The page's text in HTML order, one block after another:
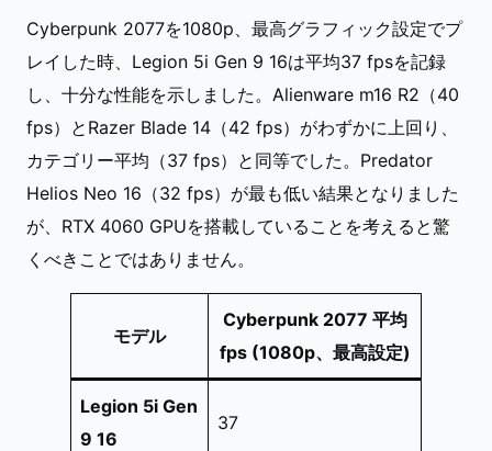
Cyberpunk 2077を1080p、最高グラフィック設定でプ
レイした時、Legion 5i Gen 9 16は平均37 fpsを記録
し、十分な性能を示しました。Alienware m16 R2（40
fps）とRazer Blade 14（42 fps）がわずかに上回り、
カテゴリー平均（37 fps）と同等でした。Predator
Helios Neo 16（32 fps）が最も低い結果となりました
が、RTX 4060 GPUを搭載していることを考えると驚
くべきことではありません。
モデル
Cyberpunk 2077 平均
fps (1080p、最高設定)
Legion 5i Gen
9 16
37